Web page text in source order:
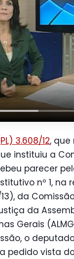
3.608/12,
instituiu a
parecer
nº 1, na
da
da
Gerais
o
pedido vista